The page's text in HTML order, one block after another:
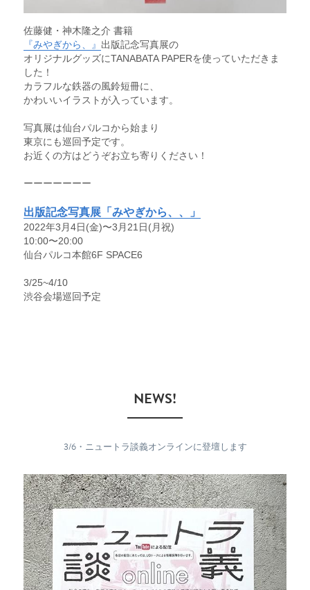
佐藤健・神木隆之介 書籍
『みやぎから、』 出版記念写真展の
オリジナルグッズにTANABATA PAPERを使っていただきま
した！
カラフルな鉄器の風鈴短冊に、
かわいいイラストが入っています。
写真展は仙台パルコから始まり
東京にも巡回予定です。
お近くの方はどうぞお立ち寄りください！
ーーーーーーー
出版記念写真展「みやぎから、、」
2022年3⽉4⽇(金)〜3⽉21⽇(月祝)
10:00〜20:00
仙台パルコ本館6F SPACE6
3/25~4/10
渋谷会場巡回予定
NEWS!
3/6・ニュートラ談義オンラインに登壇します